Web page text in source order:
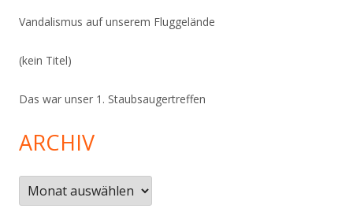
Vandalismus auf unserem Fluggelände
(kein Titel)
Das war unser 1. Staubsaugertreffen
ARCHIV
Archiv